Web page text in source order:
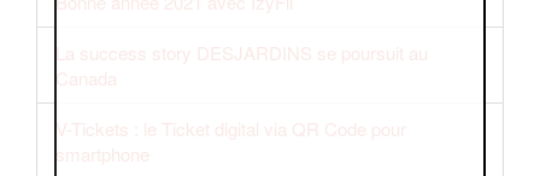
La success story DESJARDINS se poursuit au
Canada
V-Tickets : le Ticket digital via QR Code pour
smartphone